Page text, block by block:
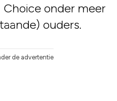
onder meer
ouders.
de advertentie